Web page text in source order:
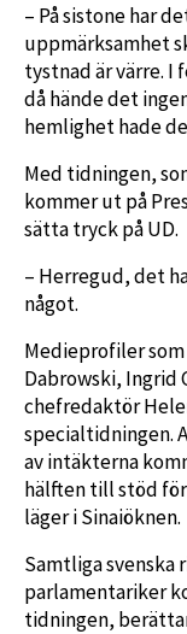
– På sistone har
uppmärksamhet
tystnad är värre. I
då hände det
hemlighet hade
Med tidningen,
kommer ut på
sätta tryck på UD.
– Herregud, det
något.
Medieprofiler
Dabrowski, Ingrid
chefredaktör
specialtidningen.
av intäkterna
hälften till stöd
läger i Sinaiöknen.
Samtliga svenska
parlamentariker
tidningen,